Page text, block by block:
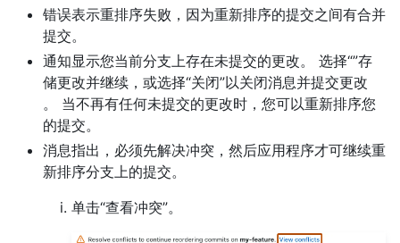
错误表示重排序失败，因为重新排序的提交之间有合并
提交。
通知显示您当前分支上存在未提交的更改。 选择“”存
储更改并继续，或选择“关闭”以关闭消息并提交更改
。 当不再有任何未提交的更改时，您可以重新排序您
的提交。
消息指出，必须先解决冲突，然后应用程序才可继续重
新排序分支上的提交。
单击“查看冲突”。